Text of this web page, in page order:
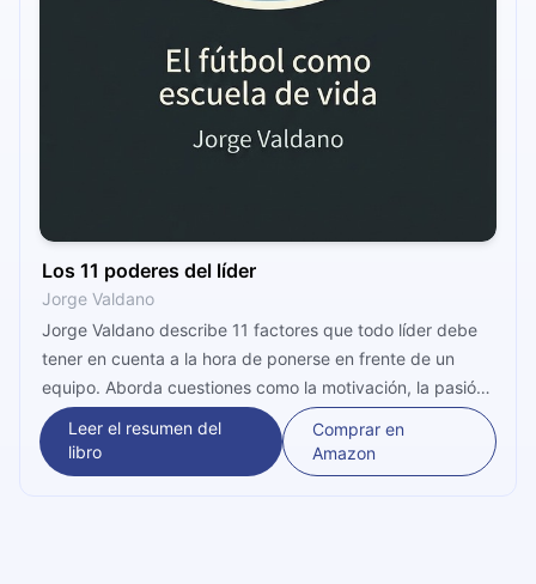
Los 11 poderes del líder
Jorge Valdano
Jorge Valdano describe 11 factores que todo líder debe
tener en cuenta a la hora de ponerse en frente de un
equipo. Aborda cuestiones como la motivación, la pasión,
el estilo, la credibilidad y el talento, describiendo el rol e
importancia de cada una.
Leer el resumen del
libro
Comprar en
Amazon